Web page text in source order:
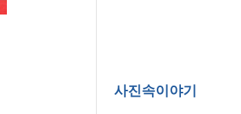
사진속이야기